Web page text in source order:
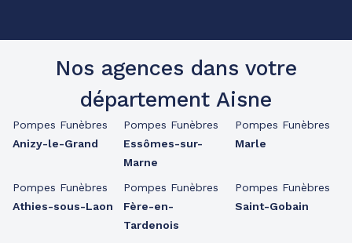
Nos agences dans votre
département Aisne
Pompes Funèbres
Anizy-le-Grand
Pompes Funèbres
Athies-sous-Laon
Pompes Funèbres
Essômes-sur-
Marne
Pompes Funèbres
Fère-en-
Tardenois
Pompes Funèbres
Marle
Pompes Funèbres
Saint-Gobain